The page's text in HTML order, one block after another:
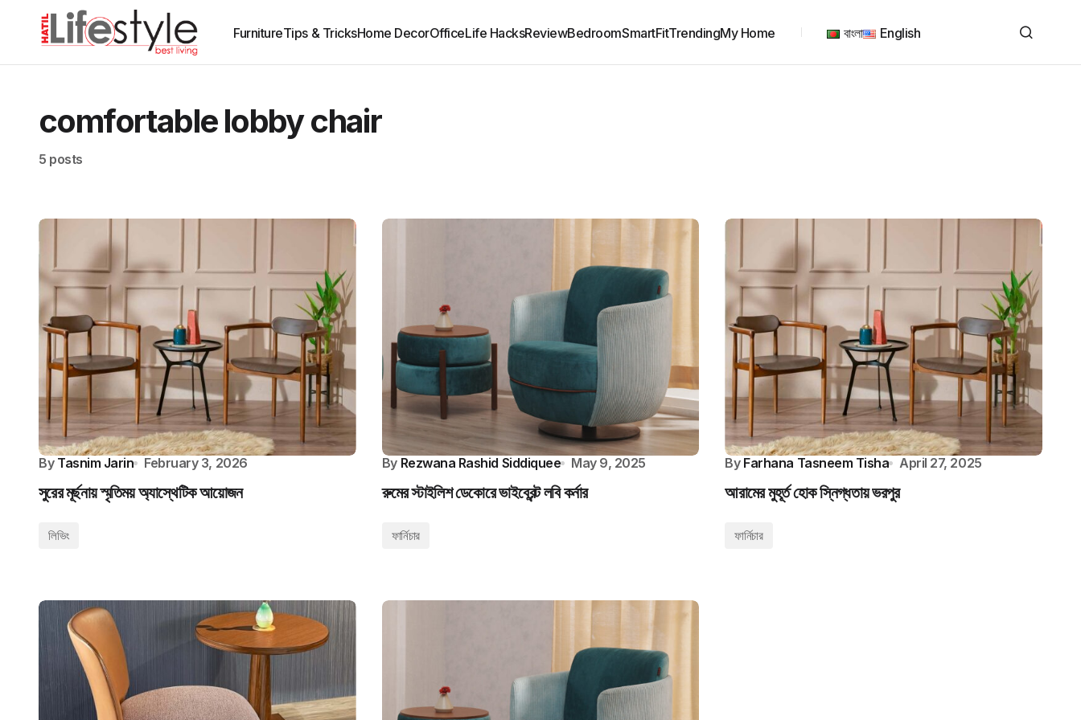
FurnitureTips & TricksHome DecorOfficeLife HacksReviewBedroomSmartFitTrendingMy Home বাংলা English
comfortable lobby chair
5 posts
By Tasnim Jarin February 3, 2026
সুরের মূর্ছনায় স্মৃতিময় অ্যাস্থেটিক আয়োজন
লিভিং
By Rezwana Rashid Siddiquee May 9, 2025
রুমের স্টাইলিশ ডেকোরে ভাইব্রেন্ট লবি কর্নার
ফার্নিচার
By Farhana Tasneem Tisha April 27, 2025
আরামের মুহূর্ত হোক স্নিগ্ধতায় ভরপুর
ফার্নিচার